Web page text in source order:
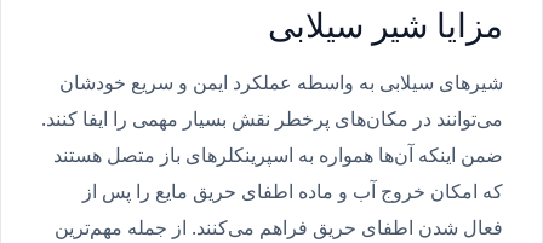
مزایا شیر سیلابی
شیرهای سیلابی به واسطه عملکرد ایمن و سریع خودشان
می‌توانند در مکان‌های پرخطر نقش بسیار مهمی را ایفا کنند.
ضمن اینکه آن‌ها همواره به اسپرینکلرهای باز متصل هستند
که امکان خروج آب و ماده اطفای حریق مایع را پس از
فعال شدن اطفای حریق فراهم می‌کنند. از جمله مهم‌ترین